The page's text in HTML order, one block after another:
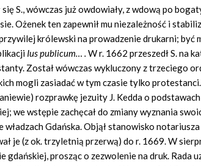
S., wówczas już owdowiały, z wdową po
Ożenek ten zapewnił mu niezależność i
królewski na prowadzenie drukarni; być
Ius publicum… . W r. 1662 przeszedł S. na
Został wówczas wykluczony z trzeciego
mogli zasiadać w tym czasie tylko
rozprawkę jezuity J. Kedda o
we wstępie zachęcał do zmiany wyznania
władzach Gdańska. Objął stanowisko
je (z ok. trzyletnią przerwą) do r. 1669. W
gdańskiej, prosząc o zezwolenie na druk. Rada